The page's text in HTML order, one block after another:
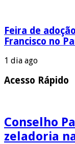
Feira de
Francisco no
1 dia ago
Acesso Rápido
Conselho
zeladoria